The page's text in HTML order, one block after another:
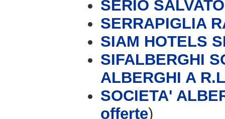
SERIO
SERRAPIGLIA
SIAM HOTELS
SIFALBERGHI
ALBERGHI A
SOCIETA'
offerte)